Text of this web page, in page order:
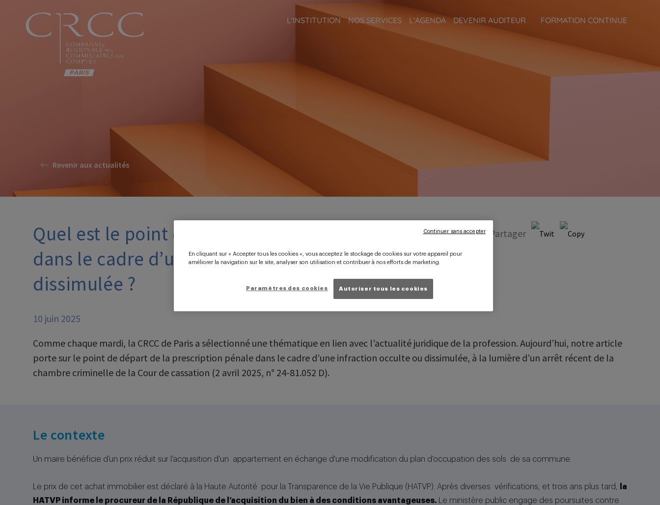
L'INSTITUTION NOS SERVICES L'AGENDA DEVENIR AUDITEUR FORMATION CONTINUE
Revenir aux actualités
Quel est le point de départ de la prescription pénale
dans le cadre d’une infraction occulte ou encore
dissimulée ?
10 juin 2025
Partager
Comme chaque mardi, la CRCC de Paris a sélectionné une thématique en lien avec l’actualité juridique de la profession. Aujourd’hui, notre article
porte sur le point de départ de la prescription pénale dans le cadre d’une infraction occulte ou dissimulée, à la lumière d’un arrêt récent de la
chambre criminelle de la Cour de cassation (2 avril 2025, n° 24-81.052 D).
Le contexte
Un maire bénéficie d’un prix réduit sur l’acquisition d'un appartement en échange d'une modification du plan d'occupation des sols de sa commune.
Le prix de cet achat immobilier est déclaré à la Haute Autorité pour la Transparence de la Vie Publique (HATVP). Après diverses vérifications, et trois ans plus tard,
la
HATVP informe le procureur de la République de l’acquisition du bien à des conditions avantageuses.
Le ministère public engage des poursuites contre
En cliquant sur « Accepter tous les cookies », vous acceptez le stockage de cookies sur votre appareil pour
améliorer la navigation sur le site, analyser son utilisation et contribuer à nos efforts de marketing.
Autoriser tous les cookies
Paramètres des cookies
Continuer sans accepter